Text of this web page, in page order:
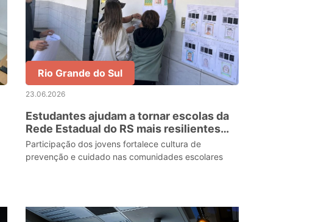
Rio Grande do Sul
23.06.2026
Estudantes ajudam a tornar escolas da
Rede Estadual do RS mais resilientes
com plano de contingência para
eventos climáticos
Participação dos jovens fortalece cultura de
prevenção e cuidado nas comunidades escolares